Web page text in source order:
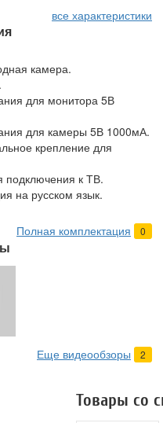
все характеристики
камера.
для монитора 5В
для камеры 5В 1000мА.
крепление для
подключения к ТВ.
на русском язык.
Полная комплектация 0
Еще видеообзоры 2
Товары со